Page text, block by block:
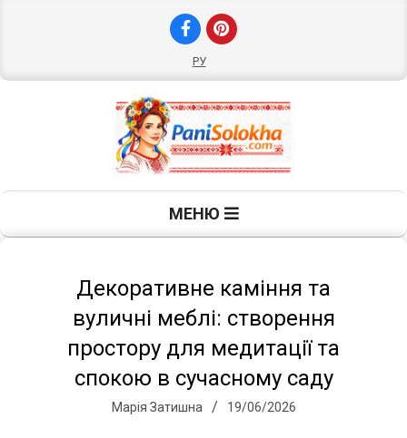
РУ
П
а
МЕНЮ
Декоративне каміння та
вуличні меблі: створення
простору для медитації та
спокою в сучасному саду
Марія Затишна 19/06/2026